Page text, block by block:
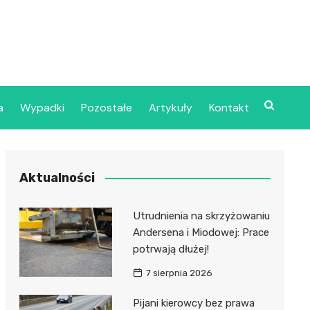
Szpital Wojskowy w
Publiczny
Zakład
Zdrowotnej
Publiczny
Wypadki Pozostałe Artykuły Kontakt
Aktualności
Utrudnienia na skrzyżowaniu
Andersena i Miodowej: Prace
potrwają dłużej!
7 sierpnia 2026
Pijani kierowcy bez prawa